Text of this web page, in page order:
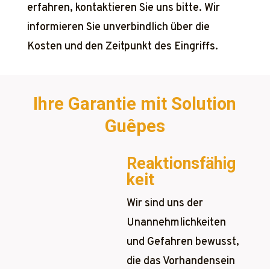
erfahren, kontaktieren Sie uns bitte. Wir
informieren Sie unverbindlich über die
Kosten und den Zeitpunkt des Eingriffs.
Ihre Garantie mit Solution
Guêpes
Reaktionsfähig
keit
Wir sind uns der
Unannehmlichkeiten
und Gefahren bewusst,
die das Vorhandensein